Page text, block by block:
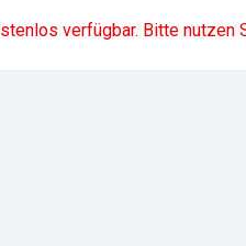
verfügbar. Bitte nutzen